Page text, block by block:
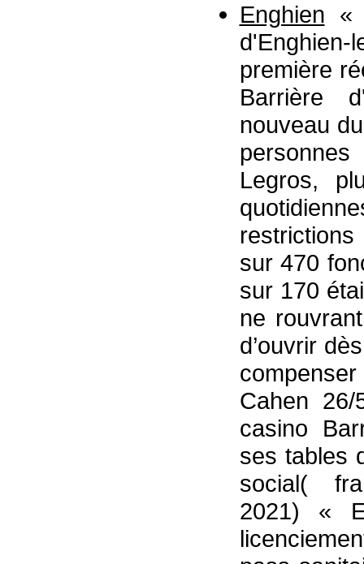
Enghien «
première
Barrière
nouveau
Legros,
sur 470
sur 170
ne
d’ouvrir
Cahen
casino
ses tables
social(
2021) «